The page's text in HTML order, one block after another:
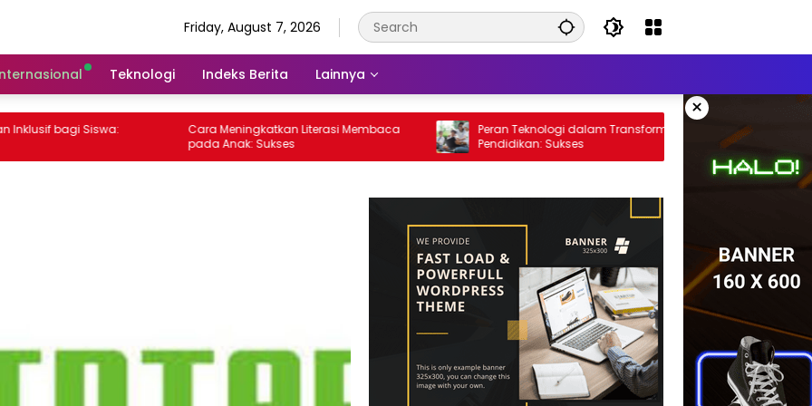
Friday, August 7, 2026
Teknologi Indeks Berita Lainnya
×
bagi Siswa:
Cara Meningkatkan Literasi Membaca
pada Anak: Sukses
Peran Teknologi dalam Transformasi
Pendidikan: Sukses
Strategi
Mahasiswa